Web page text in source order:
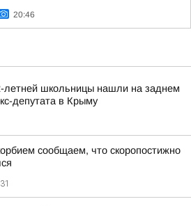
20:46
летней школьницы нашли на заднем
депутата в Крыму
сообщаем, что скоропостижно